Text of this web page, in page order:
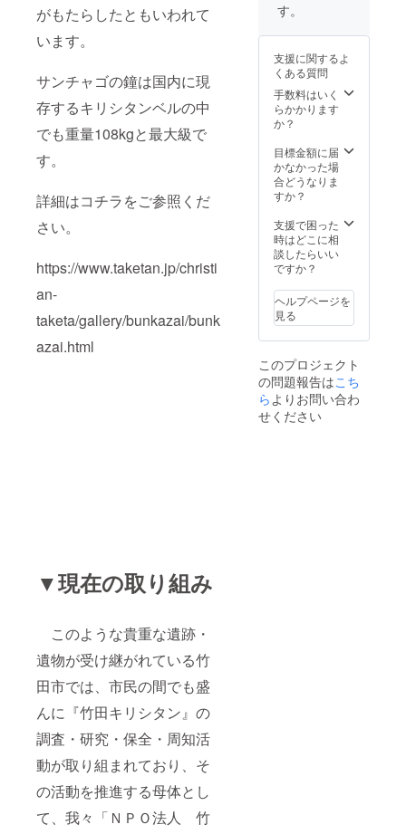
がもたらしたともいわれて
います。
サンチャゴの鐘は国内に現
存するキリシタンベルの中
でも重量108kgと最大級で
す。
詳細はコチラをご参照くだ
さい。
https://www.taketan.jp/christi
an-
taketa/gallery/bunkazai/bunk
azai.html
▼現在の取り組み
このような貴重な遺跡・
遺物が受け継がれている竹
田市では、市民の間でも盛
んに『竹田キリシタン』の
調査・研究・保全・周知活
動が取り組まれており、そ
の活動を推進する母体とし
て、我々「ＮＰＯ法人 竹
●ザ・ガ
ホテル
＆リ
ゾート
（久住
業あり
●大丸
旅館
ムネ温
泉館）
（長湯
温泉）
翡翠之
庄（長
湯温
泉）
館（長
湯温
泉） ・
資料館
オープ
す。
支援に関するよ
くある質問
手数料はいく
らかかります
か？
目標金額に届
かなかった場
合どうなりま
すか？
支援で困った
時はどこに相
談したらいい
ですか？
ヘルプページを
見る
このプロジェクト
の問題報告はこち
らよりお問い合わ
せください